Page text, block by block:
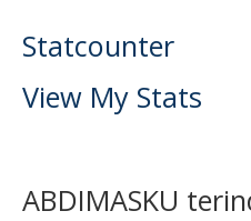
Statcounter
View My Stats
ABDIMASKU